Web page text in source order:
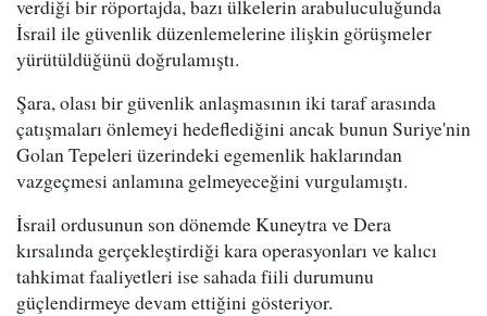
verdiği bir röportajda, bazı ülkelerin arabuluculuğunda
İsrail ile güvenlik düzenlemelerine ilişkin görüşmeler
yürütüldüğünü doğrulamıştı.
Şara, olası bir güvenlik anlaşmasının iki taraf arasında
çatışmaları önlemeyi hedeflediğini ancak bunun Suriye'nin
Golan Tepeleri üzerindeki egemenlik haklarından
vazgeçmesi anlamına gelmeyeceğini vurgulamıştı.
İsrail ordusunun son dönemde Kuneytra ve Dera
kırsalında gerçekleştirdiği kara operasyonları ve kalıcı
tahkimat faaliyetleri ise sahada fiili durumunu
güçlendirmeye devam ettiğini gösteriyor.